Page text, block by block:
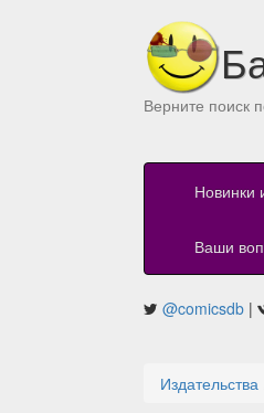
Верните поиск
Новинки
Ваши
@comicsdb |
Издательства